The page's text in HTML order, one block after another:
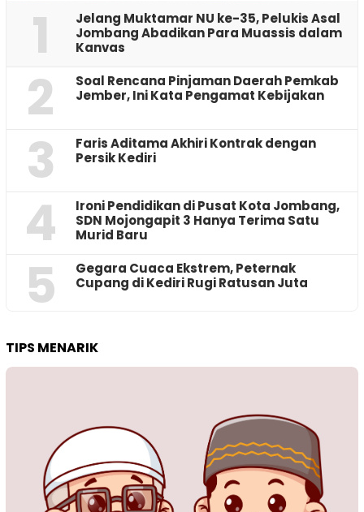
1
Jelang Muktamar NU ke-35, Pelukis Asal
Jombang Abadikan Para Muassis dalam
Kanvas
2
‎Soal Rencana Pinjaman Daerah Pemkab
Jember, Ini Kata Pengamat Kebijakan ‎
3
Faris Aditama Akhiri Kontrak dengan
Persik Kediri
4
Ironi Pendidikan di Pusat Kota Jombang,
SDN Mojongapit 3 Hanya Terima Satu
Murid Baru
5
‎Gegara Cuaca Ekstrem, Peternak
Cupang di Kediri Rugi Ratusan Juta
TIPS MENARIK